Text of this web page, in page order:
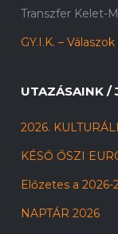
Transzfer Kelet-
GY.I.K. –
UTAZÁSAINK /
2026.
KÉSŐ ŐSZI
Előzetes a 2026-
NAPTÁR 2026